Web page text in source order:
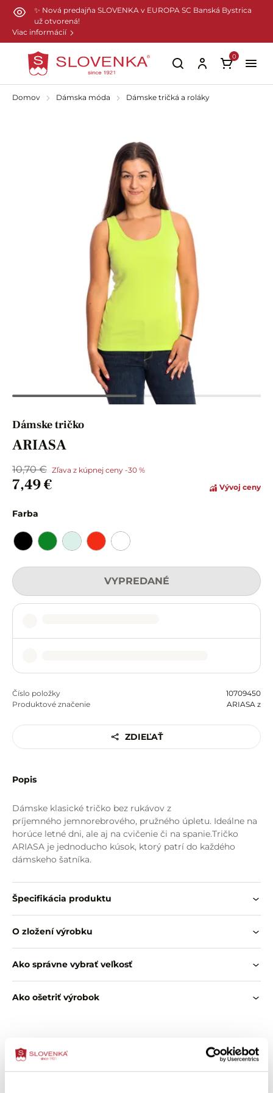
Preskočiť na hlavný obsah
✨ Nová predajňa SLOVENKA v EUROPA SC Banská Bystrica
už otvorená!
Viac informácií
0
Domov Dámska móda Dámske tričká a roláky
Dámske tričko
ARIASA
10,70 € Zľava z kúpnej ceny -30 %
7,49 € Vývoj ceny
Farba
VYPREDANÉ
Číslo položky
10709450
Produktové značenie
ARIASA z
ZDIEĽAŤ
Popis
Dámske klasické tričko bez rukávov z
príjemného jemnorebrového, pružného úpletu. Ideálne na
horúce letné dni, ale aj na cvičenie či na spanie.Tričko
ARIASA je jednoducho kúsok, ktorý patrí do každého
dámskeho šatníka.
Špecifikácia produktu
O zložení výrobku
Ako správne vybrať veľkosť
Ako ošetriť výrobok
Zákazníci si tiež kúpili